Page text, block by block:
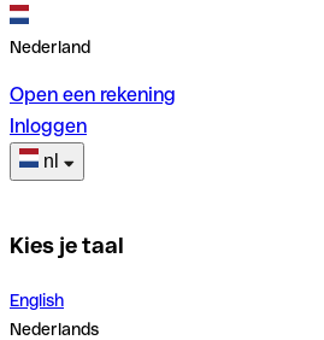
Nederland
Open een rekening
Inloggen
nl
Kies je taal
English
Nederlands